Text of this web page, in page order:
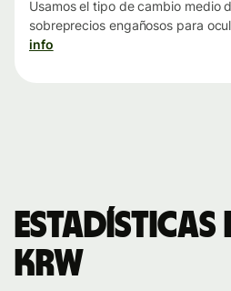
Usamos el tipo de cambio medio
sobreprecios engañosos para
info
Estadísticas
KRW